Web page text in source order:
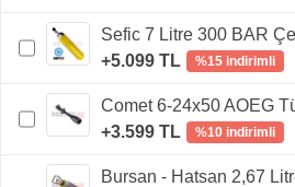
Sefic 7 Litre 300 BAR
+5.099 TL
%15 indirimli
Comet 6-24x50 AOEG
+3.599 TL
%10 indirimli
Bursan - Hatsan 2,67